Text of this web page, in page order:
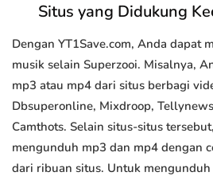
Situs yang Didukung
Dengan YT1Save.com, Anda dapat
musik selain Superzooi. Misalnya,
mp3 atau mp4 dari situs berbagi
Dbsuperonline, Mixdroop,
Camthots. Selain situs-situs
mengunduh mp3 dan mp4 dengan
dari ribuan situs. Untuk